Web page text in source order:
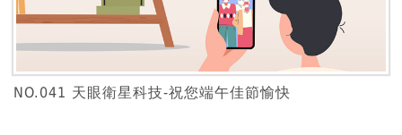
NO.041 天眼衛星科技-祝您端午佳節愉快